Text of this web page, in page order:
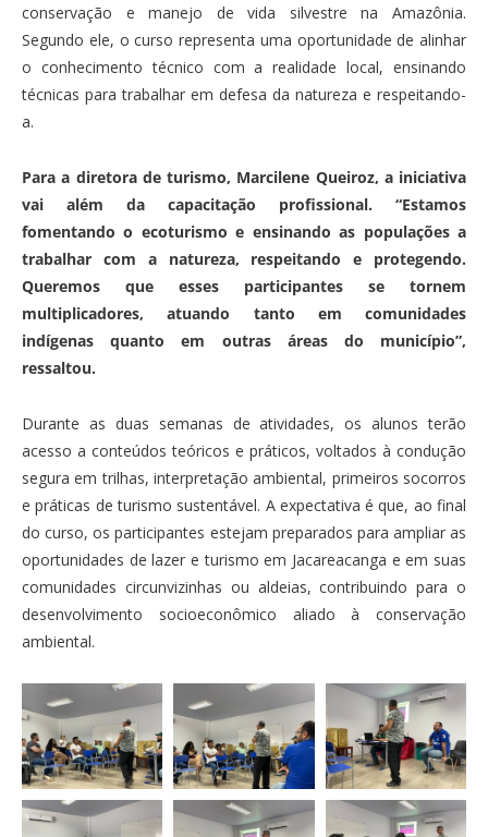
conservação e manejo de vida silvestre na Amazônia.
Segundo ele, o curso representa uma oportunidade de alinhar
o conhecimento técnico com a realidade local, ensinando
técnicas para trabalhar em defesa da natureza e respeitando-
a.
Para a diretora de turismo, Marcilene Queiroz, a iniciativa
vai além da capacitação profissional. “Estamos
fomentando o ecoturismo e ensinando as populações a
trabalhar com a natureza, respeitando e protegendo.
Queremos que esses participantes se tornem
multiplicadores, atuando tanto em comunidades
indígenas quanto em outras áreas do município”,
ressaltou.
Durante as duas semanas de atividades, os alunos terão
acesso a conteúdos teóricos e práticos, voltados à condução
segura em trilhas, interpretação ambiental, primeiros socorros
e práticas de turismo sustentável. A expectativa é que, ao final
do curso, os participantes estejam preparados para ampliar as
oportunidades de lazer e turismo em Jacareacanga e em suas
comunidades circunvizinhas ou aldeias, contribuindo para o
desenvolvimento socioeconômico aliado à conservação
ambiental.